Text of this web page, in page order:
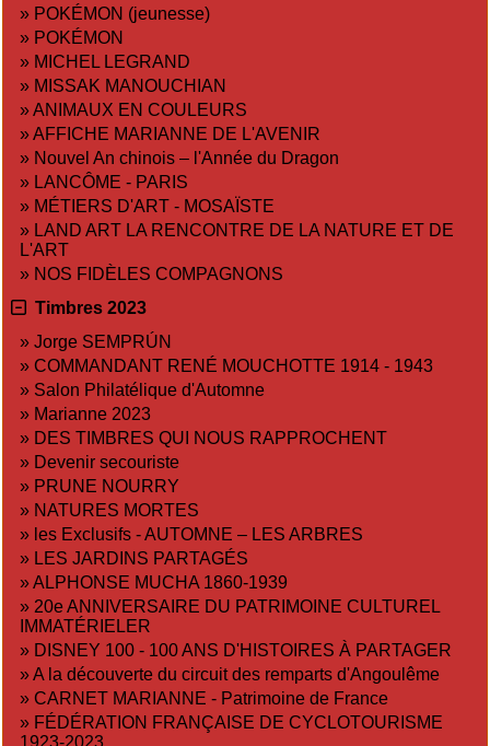
» POKÉMON (jeunesse)
» POKÉMON
» MICHEL LEGRAND
» MISSAK MANOUCHIAN
»ANIMAUX EN COULEURS
»AFFICHE MARIANNE DE L'AVENIR
» Nouvel An chinois – l'Année du Dragon
» LANCÔME - PARIS
» MÉTIERS D'ART - MOSAÏSTE
» LAND ART LA RENCONTRE DE LA NATURE ET DE
L'ART
» NOS FIDÈLES COMPAGNONS
Timbres 2023
» Jorge SEMPRÚN
» COMMANDANT RENÉ MOUCHOTTE 1914 - 1943
» Salon Philatélique d'Automne
» Marianne 2023
» DES TIMBRES QUI NOUS RAPPROCHENT
» Devenir secouriste
» PRUNE NOURRY
» NATURES MORTES
» les Exclusifs - AUTOMNE – LES ARBRES
» LES JARDINS PARTAGÉS
»ALPHONSE MUCHA 1860-1939
» 20e ANNIVERSAIRE DU PATRIMOINE CULTUREL
IMMATÉRIELER
» DISNEY 100 - 100 ANS D'HISTOIRES À PARTAGER
»A la découverte du circuit des remparts d'Angoulême
» CARNET MARIANNE - Patrimoine de France
» FÉDÉRATION FRANÇAISE DE CYCLOTOURISME
1923-2023